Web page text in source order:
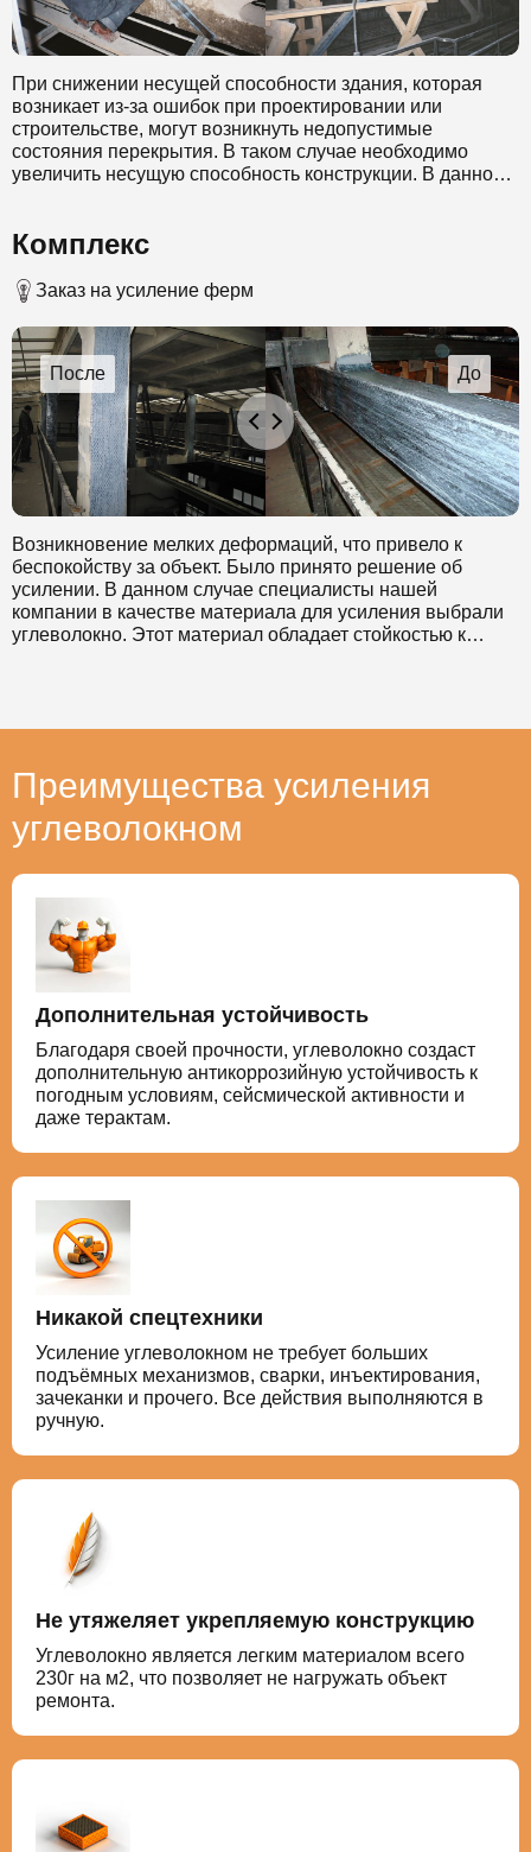
При снижении несущей способности здания, которая
возникает из-за ошибок при проектировании или
строительстве, могут возникнуть недопустимые
состояния перекрытия. В таком случае необходимо
увеличить несущую способность конструкции. В данном
материал обладает стойкостью к коррозии и позволяет
таких работ. Выбранный метод также позволил
выполнить работы без прекращения эксплуатации
усиливаемого здания.
Комплекс
Заказ на усиление ферм
Возникновение мелких деформаций, что привело к
беспокойству за объект. Было принято решение об
усилении. В данном случае специалисты нашей
компании в качестве материала для усиления выбрали
углеволокно. Этот материал обладает стойкостью к
эксплуатации усиливаемого здания.
Преимущества усиления
углеволокном
Дополнительная устойчивость
Благодаря своей прочности, углеволокно создаст
дополнительную антикоррозийную устойчивость к
погодным условиям, сейсмической активности и
даже терактам.
Никакой спецтехники
Усиление углеволокном не требует больших
подъёмных механизмов, сварки, инъектирования,
зачеканки и прочего. Все действия выполняются в
ручную.
Не утяжеляет укрепляемую конструкцию
Углеволокно является легким материалом всего
230г на м2, что позволяет не нагружать объект
ремонта.